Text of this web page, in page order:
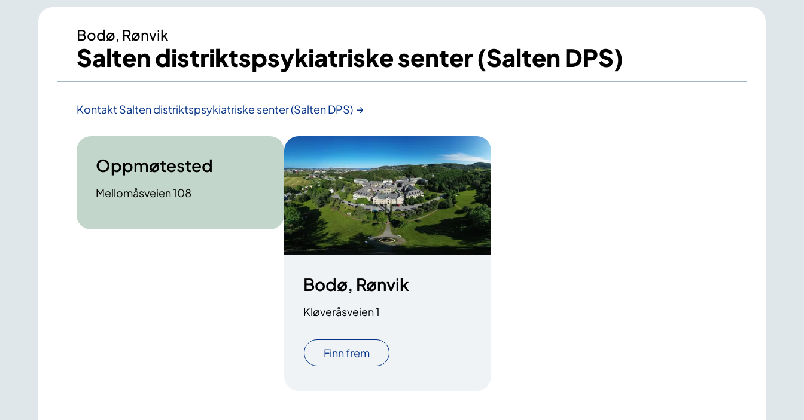
Bodø, Rønvik
Salten distriktspsykiatriske senter (Salten DPS)
Kontakt Salten distriktspsykiatriske senter (Salten DPS)
Oppmøtested
Mellomåsveien 108
Bodø, Rønvik
Kløveråsveien 1
Finn frem